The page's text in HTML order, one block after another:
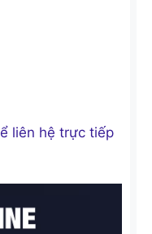
liên hệ trực tiếp